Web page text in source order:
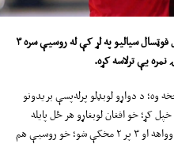
فوټسال سیالیو په لړ کې له روسیې سره۳
یې ترلاسه کړه.
وه؛ د دواړو لوبډلو پرله‌پسې بریدونو
کړ؛ خو افغان لوبغاړو هر ځل پایله
مساوي کړې. افغانستان وروسته درېیم ګول وواهه او ۳ پر ۲ مخکې شو؛ خو روسیې هم